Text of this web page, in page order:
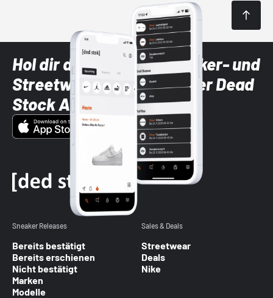
Hol dir die neuesten Sneaker- und
Streetwear-Brands mit der Dead
Stock App
Sneaker Releases
Bereits bestätigt
Bereits erschienen
Nicht bestätigt
Marken
Modelle
Sales & Deals
Streetwear
Deals
Nike